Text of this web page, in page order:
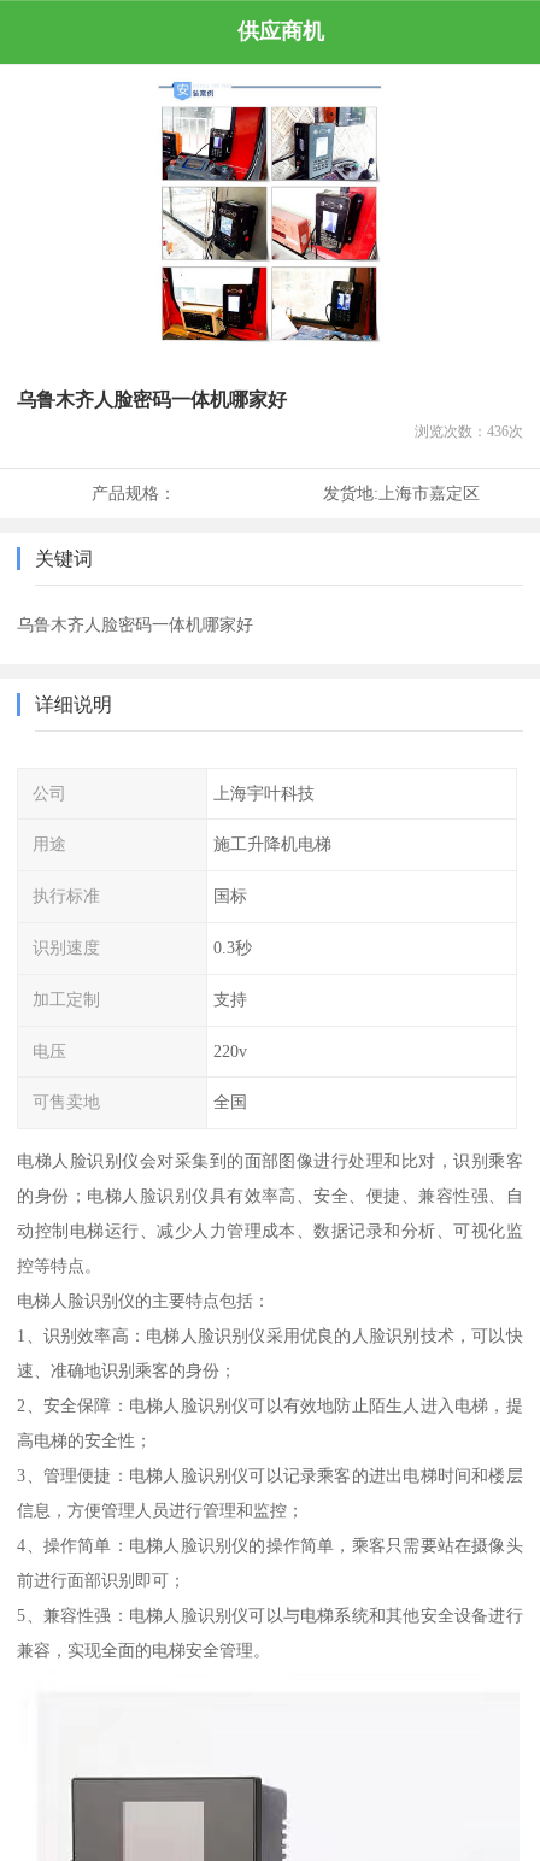
供应商机
乌鲁木齐人脸密码一体机哪家好
浏览次数： 436次
产品规格： 发货地:上海市嘉定区
关键词
乌鲁木齐人脸密码一体机哪家好
详细说明
公司 上海宇叶科技
用途 施工升降机电梯
执行标准 国标
识别速度 0.3秒
加工定制 支持
电压 220v
可售卖地 全国
电梯人脸识别仪会对采集到的面部图像进行处理和比对，识别乘客
的身份；电梯人脸识别仪具有效率高、安全、便捷、兼容性强、自
动控制电梯运行、减少人力管理成本、数据记录和分析、可视化监
控等特点。
电梯人脸识别仪的主要特点包括：
1、识别效率高：电梯人脸识别仪采用优良的人脸识别技术，可以快
速、准确地识别乘客的身份；
2、安全保障：电梯人脸识别仪可以有效地防止陌生人进入电梯，提
高电梯的安全性；
3、管理便捷：电梯人脸识别仪可以记录乘客的进出电梯时间和楼层
信息，方便管理人员进行管理和监控；
4、操作简单：电梯人脸识别仪的操作简单，乘客只需要站在摄像头
前进行面部识别即可；
5、兼容性强：电梯人脸识别仪可以与电梯系统和其他安全设备进行
兼容，实现全面的电梯安全管理。